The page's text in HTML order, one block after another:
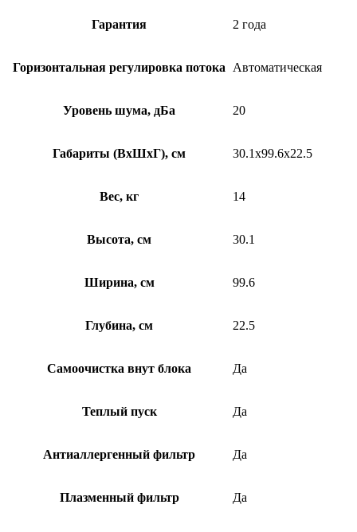
Гарантия 2 года
Горизонтальная регулировка потока Автоматическая
Уровень шума, дБа 20
Габариты (ВхШхГ), см 30.1х99.6х22.5
Вес, кг 14
Высота, см 30.1
Ширина, см 99.6
Глубина, см 22.5
Самоочистка внут блока Да
Теплый пуск Да
Антиаллергенный фильтр Да
Плазменный фильтр Да